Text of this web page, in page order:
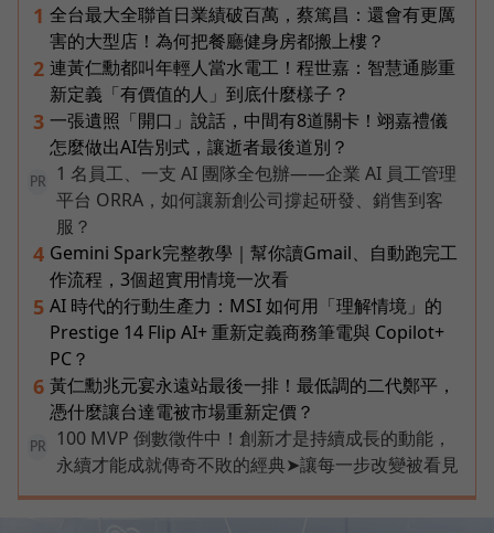
1 全台最大全聯首日業績破百萬，蔡篤昌：還會有更厲
害的大型店！為何把餐廳健身房都搬上樓？
2 連黃仁勳都叫年輕人當水電工！程世嘉：智慧通膨重
新定義「有價值的人」到底什麼樣子？
3 一張遺照「開口」說話，中間有8道關卡！翊嘉禮儀
怎麼做出AI告別式，讓逝者最後道別？
PR
1 名員工、一支 AI 團隊全包辦——企業 AI 員工管理
平台 ORRA，如何讓新創公司撐起研發、銷售到客
服？
4 Gemini Spark完整教學｜幫你讀Gmail、自動跑完工
作流程，3個超實用情境一次看
5 AI 時代的行動生產力：MSI 如何用「理解情境」的
Prestige 14 Flip AI+ 重新定義商務筆電與 Copilot+
PC？
6 黃仁勳兆元宴永遠站最後一排！最低調的二代鄭平，
憑什麼讓台達電被市場重新定價？
PR
100 MVP 倒數徵件中！創新才是持續成長的動能，
永續才能成就傳奇不敗的經典➤讓每一步改變被看見